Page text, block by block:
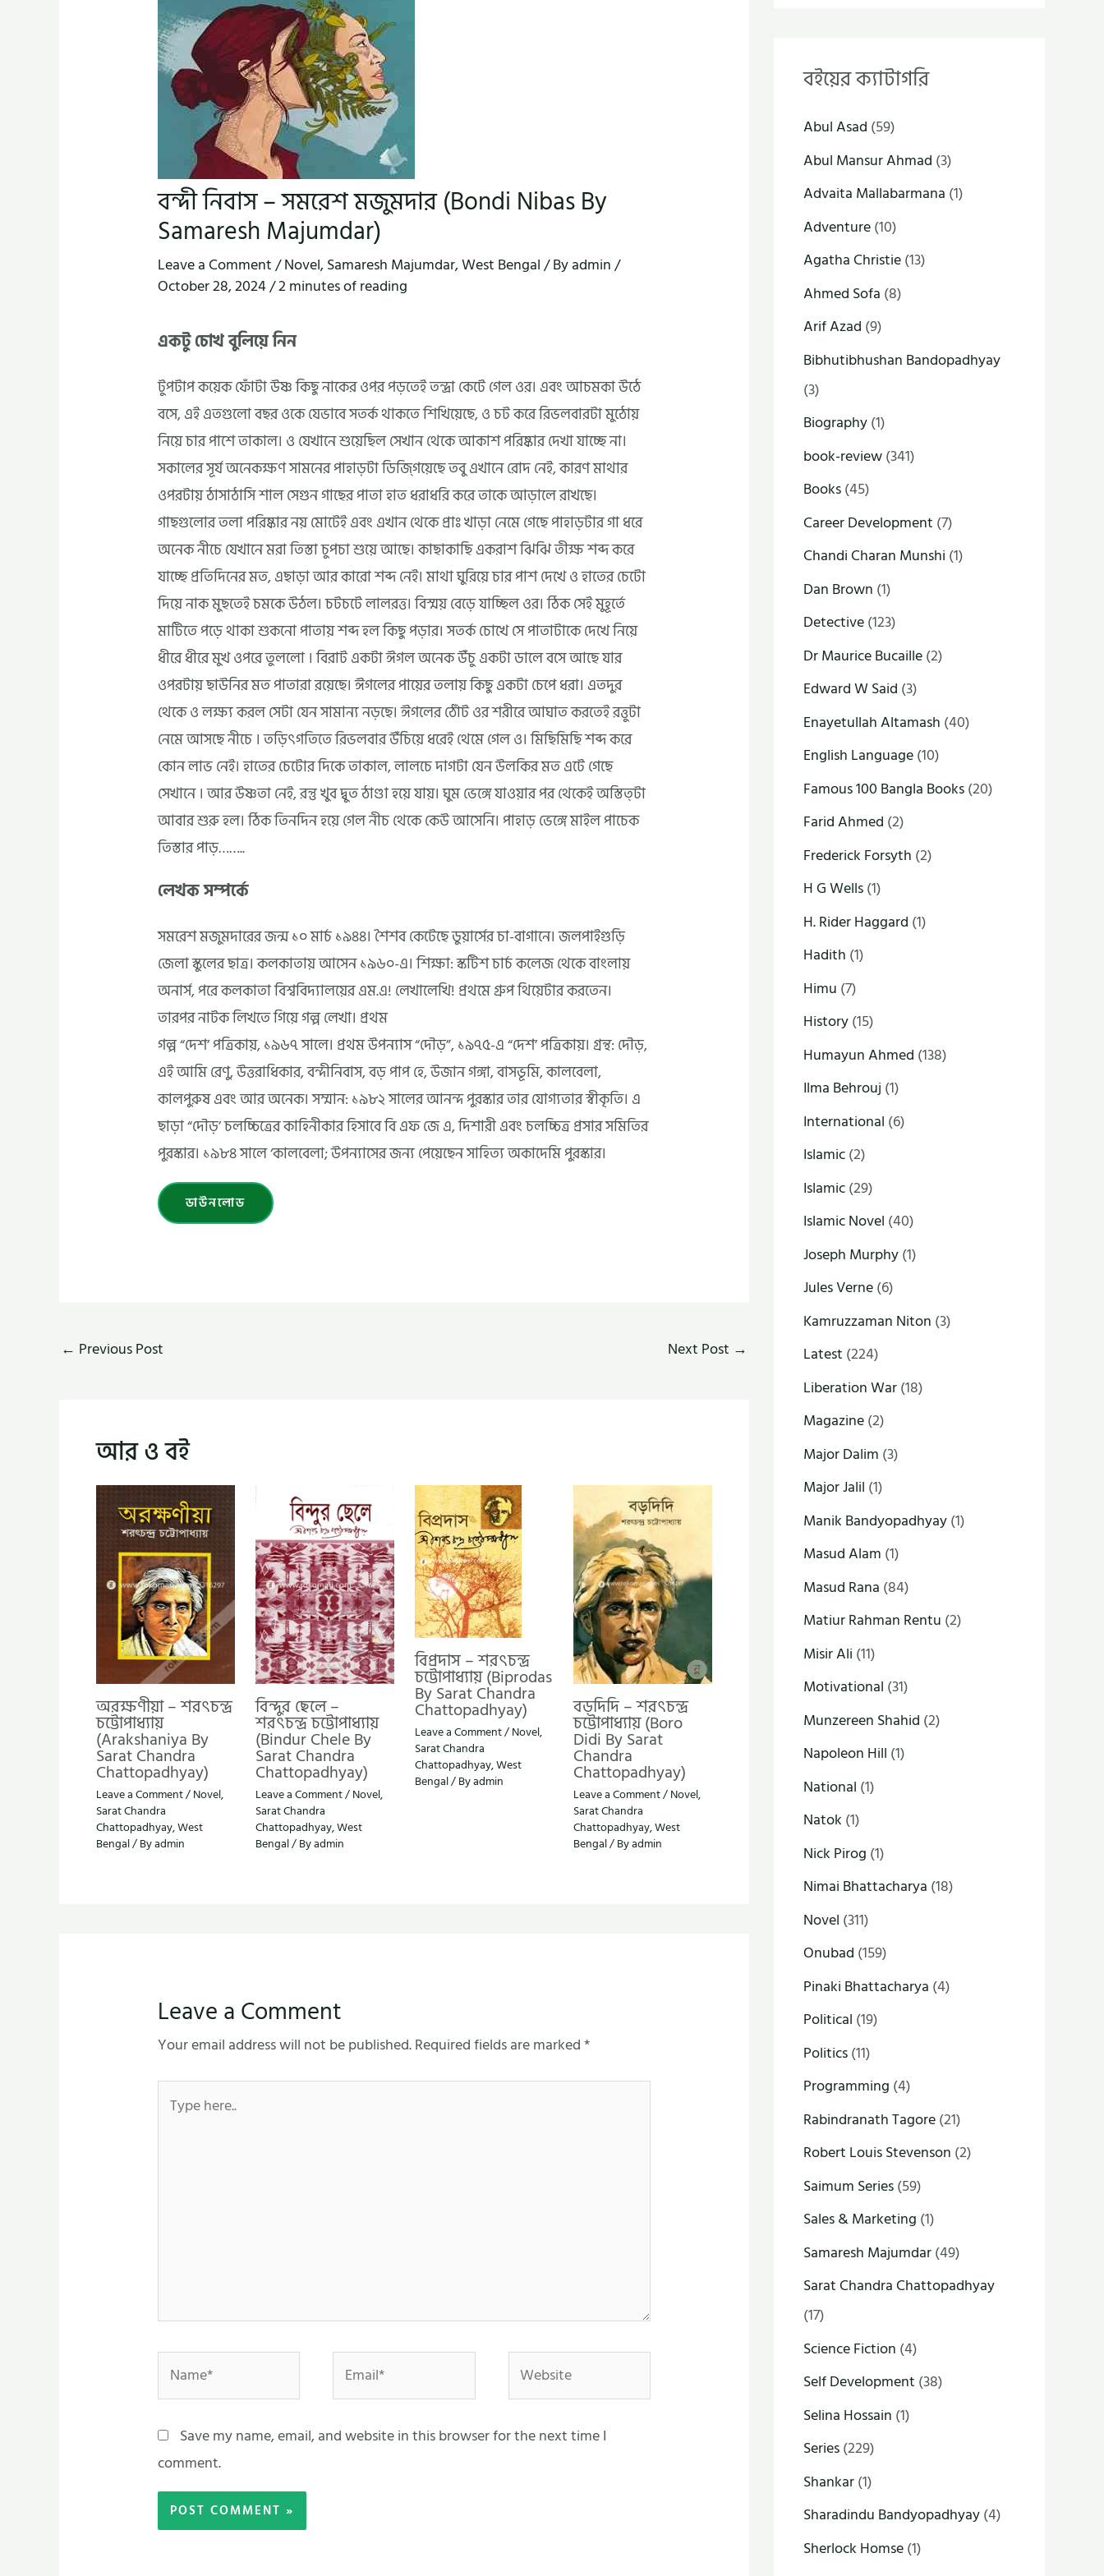
বন্দী নিবাস – সমরেশ মজুমদার (Bondi Nibas By
Samaresh Majumdar)
Leave a Comment/Novel,Samaresh Majumdar,West Bengal/ Byadmin/
October 28, 2024/2 minutes of reading
একটু চোখ বুলিয়ে নিন
টুপটাপ কয়েক ফোঁটা উষ্ণ কিছু নাকের ওপর পড়তেই তন্দ্রা কেটে গেল ওর। এবং আচমকা উঠে
বসে, এই এতগুলো বছর ওকে যেভাবে সতর্ক থাকতে শিখিয়েছে, ও চট করে রিভলবারটা মুঠোয়
নিয়ে চার পাশে তাকাল। ও যেখানে শুয়েছিল সেখান থেকে আকাশ পরিষ্কার দেখা যাচ্ছে না।
সকালের সূর্য অনেকক্ষণ সামনের পাহাড়টা ডিজ্গিয়েছে তবু এখানে রোদ নেই, কারণ মাথার
ওপরটায় ঠাসাঠাসি শাল সেগুন গাছের পাতা হাত ধরাধরি করে তাকে আড়ালে রাখছে।
গাছগুলোর তলা পরিষ্কার নয় মোটেই এবং এখান থেকে প্রাঃ খাড়া নেমে গেছে পাহাড়টার গা ধরে
অনেক নীচে যেখানে মরা তিস্তা চুপচা শুয়ে আছে। কাছাকাছি একরাশ ঝিঝি তীক্ষ শব্দ করে
যাচ্ছে প্রতিদিনের মত, এছাড়া আর কারো শব্দ নেই। মাথা ঘুরিয়ে চার পাশ দেখে ও হাতের চেটো
দিয়ে নাক মুছতেই চমকে উঠল। চটচটে লালরত্ত। বিস্ময় বেড়ে যাচ্ছিল ওর। ঠিক সেই মুহূর্তে
মাটিতে পড়ে থাকা শুকনো পাতায় শব্দ হল কিছু পড়ার। সতর্ক চোখে সে পাতাটাকে দেখে নিয়ে
ধীরে ধীরে মুখ ওপরে তুললো । বিরাট একটা ঈগল অনেক উঁচু একটা ডালে বসে আছে যার
ওপরটায় ছাউনির মত পাতারা রয়েছে। ঈগলের পায়ের তলায় কিছু একটা চেপে ধরা। এতদুর
থেকে ও লক্ষ্য করল সেটা যেন সামান্য নড়ছে। ঈগলের ঠোঁট ওর শরীরে আঘাত করতেই রত্তুটা
নেমে আসছে নীচে । তড়িৎগতিতে রিভলবার উঁচিয়ে ধরেই থেমে গেল ও। মিছিমিছি শব্দ করে
কোন লাভ নেই। হাতের চেটোর দিকে তাকাল, লালচে দাগটা যেন উলকির মত এটে গেছে
সেখানে । আর উষ্ণতা নেই, রন্তু খুব দ্বুত ঠাণ্ডা হয়ে যায়। ঘুম ভেঙ্গে যাওয়ার পর থেকেই অস্তিত্টা
আবার শুরু হল। ঠিক তিনদিন হয়ে গেল নীচ থেকে কেউ আসেনি। পাহাড় ভেঙ্গে মাইল পাচেক
তিস্তার পাড়……..
লেখক সম্পর্কে
সমরেশ মজুমদারের জন্ম ১০ মার্চ ১৯৪৪। শৈশব কেটেছে ডুয়ার্সের চা-বাগানে। জলপাইগুড়ি
জেলা স্কুলের ছাত্র। কলকাতায় আসেন ১৯৬০-এ। শিক্ষা: স্কটিশ চার্চ কলেজ থেকে বাংলায়
অনার্স, পরে কলকাতা বিশ্ববিদ্যালয়ের এম.এ! লেখালেখি! প্রথমে গ্রুপ থিয়েটার করতেন।
তারপর নাটক লিখতে গিয়ে গল্প লেখা। প্রথম
গল্প “দেশ’ পত্রিকায়, ১৯৬৭ সালে। প্রথম উপন্যাস “দৌড়”, ১৯৭৫-এ “দেশ’ পত্রিকায়। গ্রন্থ: দৌড়,
এই আমি রেণু, উত্তরাধিকার, বন্দীনিবাস, বড় পাপ হে, উজান গঙ্গা, বাসভূমি, কালবেলা,
কালপুরুষ এবং আর অনেক। সম্মান: ১৯৮২ সালের আনন্দ পুরস্কার তার যোগ্যতার স্বীকৃতি। এ
ছাড়া “দৌড়’ চলচ্চিত্রের কাহিনীকার হিসাবে বি এফ জে এ, দিশারী এবং চলচ্চিত্র প্রসার সমিতির
পুরস্কার। ১৯৮৪ সালে ‘কালবেলা; উপন্যাসের জন্য পেয়েছেন সাহিত্য অকাদেমি পুরস্কার।
ডাউনলোড
← Previous Post Next Post →
আর ও বই
অরক্ষণীয়া – শরৎচন্দ্র
চট্টোপাধ্যায়
(Arakshaniya By
Sarat Chandra
Chattopadhyay)
Leave a Comment/Novel,
Sarat Chandra
Chattopadhyay,West
Bengal/ Byadmin
বিন্দুর ছেলে –
শরৎচন্দ্র চট্টোপাধ্যায়
(Bindur Chele By
Sarat Chandra
Chattopadhyay)
Leave a Comment/Novel,
Sarat Chandra
Chattopadhyay,West
Bengal/ Byadmin
বিপ্রদাস – শরৎচন্দ্র
চট্টোপাধ্যায় (Biprodas
By Sarat Chandra
Chattopadhyay)
Leave a Comment/Novel,
Sarat Chandra
Chattopadhyay,West
Bengal/ Byadmin
বড়দিদি – শরৎচন্দ্র
চট্টোপাধ্যায় (Boro
Didi By Sarat
Chandra
Chattopadhyay)
Leave a Comment/Novel,
Sarat Chandra
Chattopadhyay,West
Bengal/ Byadmin
Leave a Comment
Your email address will not be published.Required fields are marked*
here..
Name* Email* Website
Save my name, email, and website in this browser for the next time I
comment.
বইয়ের ক্যাটাগরি
Abul Asad (59)
Abul Mansur Ahmad (3)
Advaita Mallabarmana (1)
Adventure(10)
Agatha Christie(13)
Ahmed Sofa (8)
Arif Azad (9)
Bibhutibhushan Bandopadhyay
(3)
Biography(1)
book-review(341)
Books(45)
Career Development (7)
Chandi Charan Munshi (1)
Dan Brown (1)
Detective(123)
Dr Maurice Bucaille(2)
Edward W Said (3)
Enayetullah Altamash (40)
English Language(10)
Famous 100 Bangla Books(20)
Farid Ahmed (2)
Frederick Forsyth (2)
H G Wells(1)
H. Rider Haggard (1)
Hadith (1)
Himu (7)
History(15)
Humayun Ahmed (138)
Ilma Behrouj (1)
International (6)
Islamic(2)
Islamic(29)
Islamic Novel (40)
Joseph Murphy(1)
Jules Verne(6)
Kamruzzaman Niton (3)
Latest (224)
Liberation War(18)
Magazine(2)
Major Dalim (3)
Major Jalil (1)
Manik Bandyopadhyay(1)
Masud Alam (1)
Masud Rana (84)
Matiur Rahman Rentu (2)
Misir Ali (11)
Motivational (31)
Munzereen Shahid (2)
Napoleon Hill (1)
National (1)
Natok (1)
Nick Pirog (1)
Nimai Bhattacharya (18)
Novel (311)
Onubad (159)
Pinaki Bhattacharya (4)
Political (19)
Politics(11)
Programming (4)
Rabindranath Tagore(21)
Robert Louis Stevenson (2)
Saimum Series(59)
Sales & Marketing (1)
Samaresh Majumdar(49)
Sarat Chandra Chattopadhyay
(17)
Science Fiction (4)
Self Development (38)
Selina Hossain (1)
Series(229)
Shankar(1)
Sharadindu Bandyopadhyay(4)
Sherlock Homse(1)